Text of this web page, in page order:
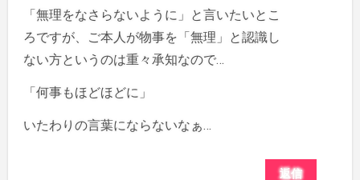
「無理をなさらないように」と言いたいとこ
ろですが、ご本人が物事を「無理」と認識し
ない方というのは重々承知なので…
「何事もほどほどに」
いたわりの言葉にならないなぁ…
返信